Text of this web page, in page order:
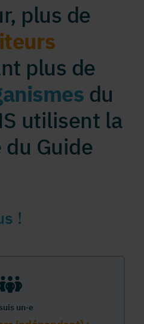
plus de
plus de
du
utilisent la
Guide
!
un·e